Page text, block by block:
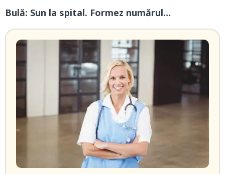
Bulă: Sun la spital. Formez numărul…